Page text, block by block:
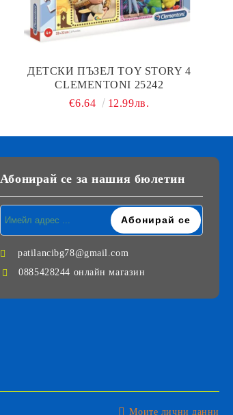
ДЕТСКИ ПЪЗЕЛ TOY STORY 4
CLEMENTONI 25242
€6.64
12.99лв.
Абонирай се за нашия бюлетин
patilancibg78@gmail.com
0885428244 онлайн магазин
Моите лични данни